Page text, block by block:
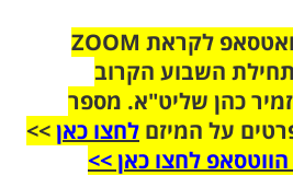
הצטרפו לקבוצת הוואטסאפ לקראת ZOOM
השבוע הקרוב
כהן שליט"א. מספר
על המיזם לחצו כאן>>
לחצו כאן >>